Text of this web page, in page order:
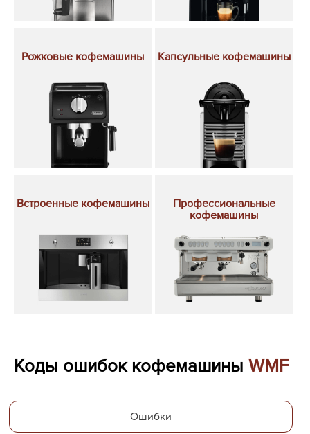
Рожковые кофемашины Капсульные кофемашины
Встроенные кофемашины
Профессиональные
кофемашины
Коды ошибок кофемашины WMF
Ошибки